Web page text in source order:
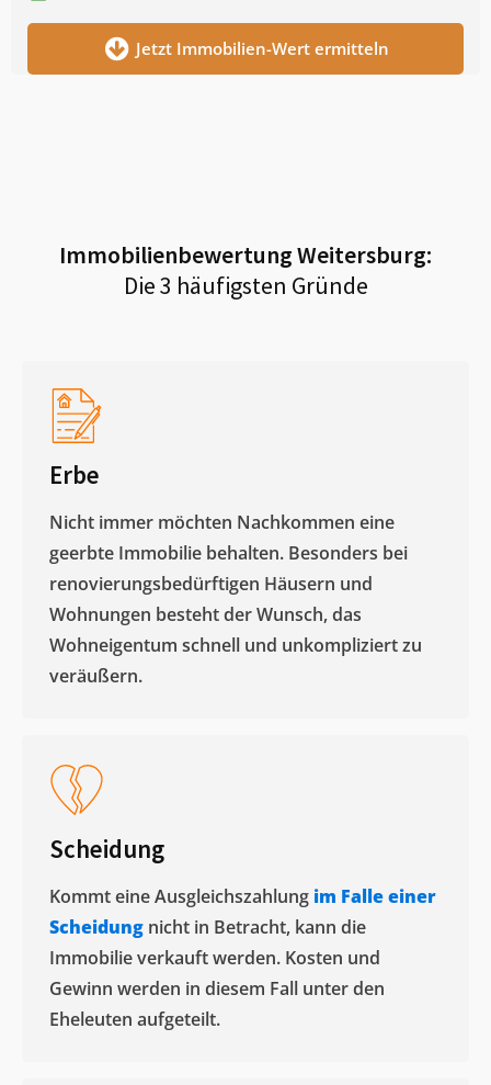
Jetzt Immobilien-Wert ermitteln
ImmobilienbewertungWeitersburg:
Die 3 häufigsten Gründe
Erbe
Nicht immer möchten Nachkommen eine
geerbte Immobilie behalten. Besonders bei
renovierungsbedürftigen Häusern und
Wohnungen besteht der Wunsch, das
Wohneigentum schnell und unkompliziert zu
veräußern. ​
Scheidung
Kommt eine Ausgleichszahlung im Falle einer
Scheidung nicht in Betracht, kann die
Immobilie verkauft werden. Kosten und
Gewinn werden in diesem Fall unter den
Eheleuten aufgeteilt.​